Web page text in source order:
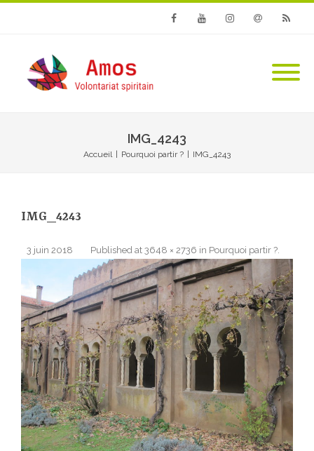
IMG_4243
Accueil Pourquoi partir ? IMG_4243
IMG_4243
Published
3 juin 2018 at 3648 × 2736 in Pourquoi partir ?